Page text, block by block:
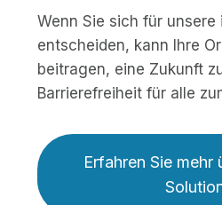
Wenn Sie sich für
entscheiden, kann Ihre
beitragen, eine Zukunft
Barrierefreiheit für alle
Erfahren Sie mehr